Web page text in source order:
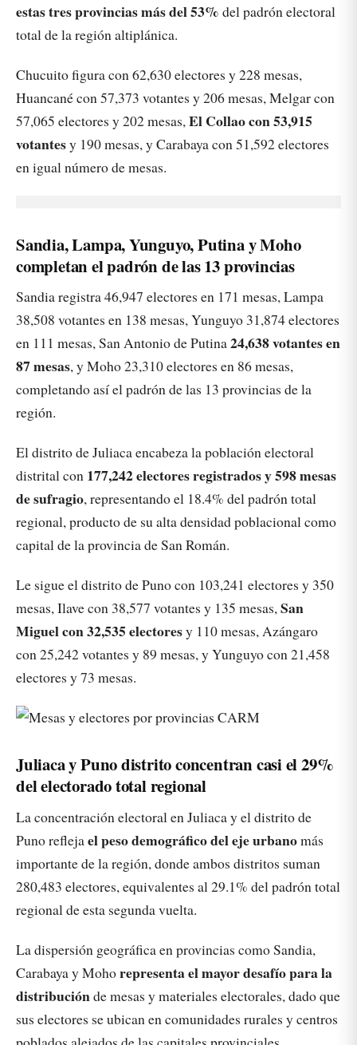
estas tres provincias más del 53% del padrón electoral
total de la región altiplánica.
Chucuito figura con 62,630 electores y 228 mesas,
Huancané con 57,373 votantes y 206 mesas, Melgar con
57,065 electores y 202 mesas,El Collao con 53,915
votantesy 190 mesas, y Carabaya con 51,592 electores
en igual número de mesas.
Sandia, Lampa, Yunguyo, Putina y Moho
completan el padrón de las 13 provincias
Sandia registra 46,947 electores en 171 mesas, Lampa
38,508 votantes en 138 mesas, Yunguyo 31,874 electores
en 111 mesas, San Antonio de Putina24,638 votantes en
87 mesas, y Moho 23,310 electores en 86 mesas,
completando así el padrón de las 13 provincias de la
región.
El distrito de Juliaca encabeza la población electoral
distrital con 177,242 electores registrados y 598 mesas
de sufragio, representando el 18.4% del padrón total
regional, producto de su alta densidad poblacional como
capital de la provincia de San Román.
Le sigue el distrito de Puno con 103,241 electores y 350
mesas, Ilave con 38,577 votantes y 135 mesas,San
Miguel con 32,535 electoresy 110 mesas, Azángaro
con 25,242 votantes y 89 mesas, y Yunguyo con 21,458
electores y 73 mesas.
Juliaca y Puno distrito concentran casi el 29%
del electorado total regional
La concentración electoral en Juliaca y el distrito de
Puno reflejael peso demográfico del eje urbanomás
importante de la región, donde ambos distritos suman
280,483 electores, equivalentes al 29.1% del padrón total
regional de esta segunda vuelta.
La dispersión geográfica en provincias como Sandia,
Carabaya y Mohorepresenta el mayor desafío para la
distribuciónde mesas y materiales electorales, dado que
sus electores se ubican en comunidades rurales y centros